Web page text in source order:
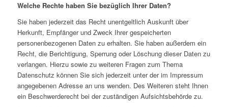
Welche Rechte haben Sie bezüglich Ihrer Daten?
Sie haben jederzeit das Recht unentgeltlich Auskunft über
Herkunft, Empfänger und Zweck Ihrer gespeicherten
personenbezogenen Daten zu erhalten. Sie haben außerdem ein
Recht, die Berichtigung, Sperrung oder Löschung dieser Daten zu
verlangen. Hierzu sowie zu weiteren Fragen zum Thema
Datenschutz können Sie sich jederzeit unter der im Impressum
angegebenen Adresse an uns wenden. Des Weiteren steht Ihnen
ein Beschwerderecht bei der zuständigen Aufsichtsbehörde zu.